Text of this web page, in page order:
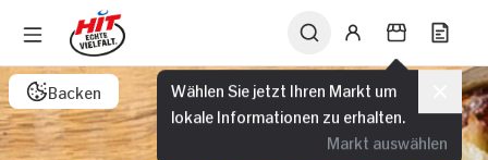
Wählen Sie jetzt Ihren Markt um
lokale Informationen zu erhalten.
Markt auswählen
Backen